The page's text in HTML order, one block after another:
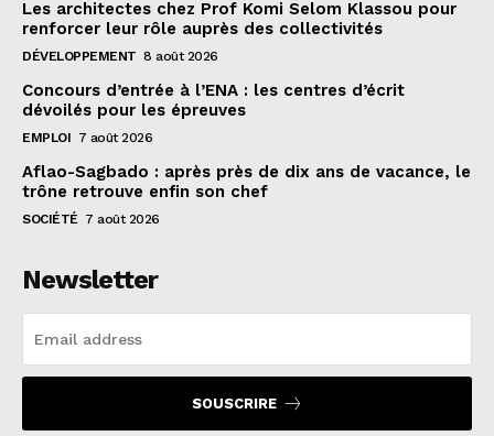
Les architectes chez Prof Komi Selom Klassou pour
renforcer leur rôle auprès des collectivités
DÉVELOPPEMENT 8 août 2026
Concours d’entrée à l’ENA : les centres d’écrit
dévoilés pour les épreuves
EMPLOI 7 août 2026
Aflao-Sagbado : après près de dix ans de vacance, le
trône retrouve enfin son chef
SOCIÉTÉ 7 août 2026
Newsletter
SOUSCRIRE